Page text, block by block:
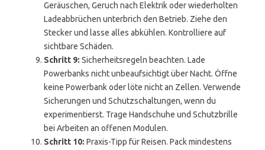
Geräuschen, Geruch nach Elektrik oder wiederholten
Ladeabbrüchen unterbrich den Betrieb. Ziehe den
Stecker und lasse alles abkühlen. Kontrolliere auf
sichtbare Schäden.
Schritt 9: Sicherheitsregeln beachten. Lade
Powerbanks nicht unbeaufsichtigt über Nacht. Öffne
keine Powerbank oder löte nicht an Zellen. Verwende
Sicherungen und Schutzschaltungen, wenn du
experimentierst. Trage Handschuhe und Schutzbrille
bei Arbeiten an offenen Modulen.
Schritt 10: Praxis-Tipp für Reisen. Pack mindestens